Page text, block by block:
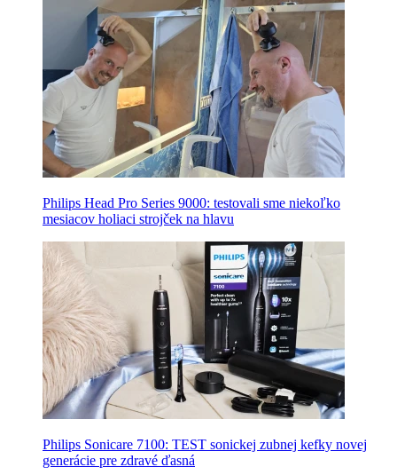
Philips Head Pro Series 9000: testovali sme niekoľko
mesiacov holiaci strojček na hlavu
Philips Sonicare 7100: TEST sonickej zubnej kefky novej
generácie pre zdravé ďasná